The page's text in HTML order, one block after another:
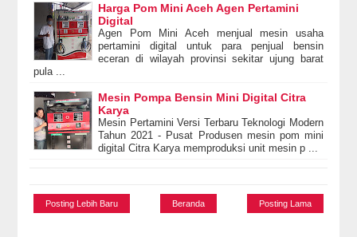
Harga Pom Mini Aceh Agen Pertamini
Digital
Agen Pom Mini Aceh menjual mesin usaha
pertamini digital untuk para penjual bensin
eceran di wilayah provinsi sekitar ujung barat
pula ...
Mesin Pompa Bensin Mini Digital Citra
Karya
Mesin Pertamini Versi Terbaru Teknologi Modern
Tahun 2021 - Pusat Produsen mesin pom mini
digital Citra Karya memproduksi unit mesin p ...
Posting Lebih Baru Posting Lama
Beranda